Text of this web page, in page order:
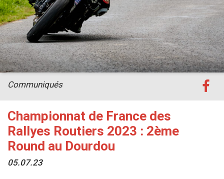
Championnat de France des
Rallyes Routiers 2023 : 2ème
Round au Dourdou
05.07.23
Communiqués